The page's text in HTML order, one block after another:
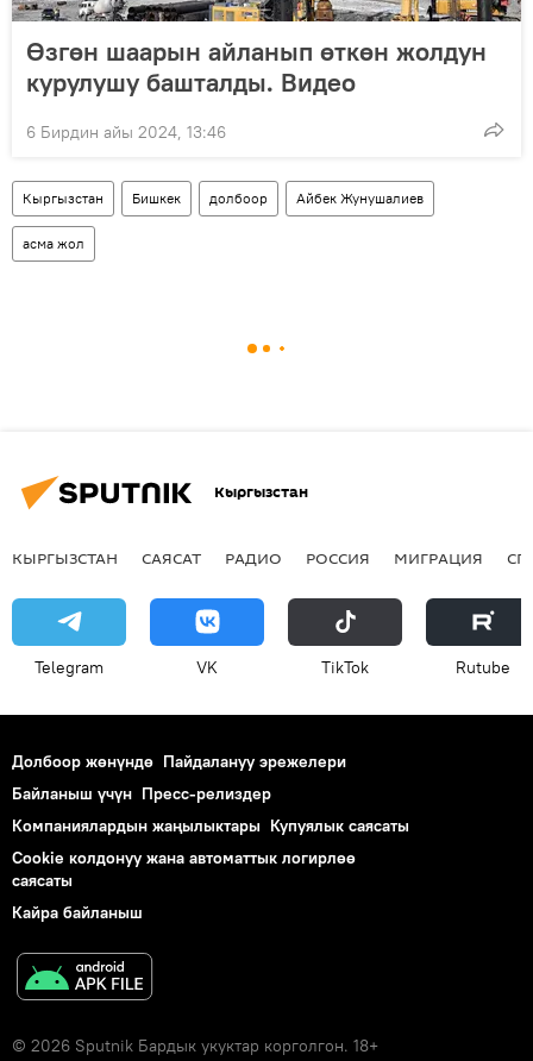
Өзгөн шаарын айланып өткөн жолдун
курулушу башталды. Видео
6 Бирдин айы 2024, 13:46
Кыргызстан Бишкек долбоор Айбек Жунушалиев
асма жол
Кыргызстан
КЫРГЫЗСТАН САЯСАТ РАДИО РОССИЯ МИГРАЦИЯ
Telegram VK ТikТоk Rutube
Долбоор жөнүндө Пайдалануу эрежелери
Байланыш үчүн Пресс-релиздер
Компаниялардын жаңылыктары Купуялык саясаты
Cookie колдонуу жана автоматтык логирлөө
саясаты
Кайра байланыш
© 2026 Sputnik Бардык укуктар корголгон. 18+